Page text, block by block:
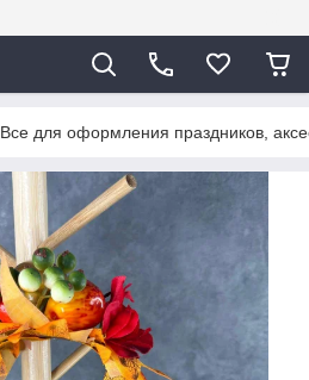
Все для оформления праздников,